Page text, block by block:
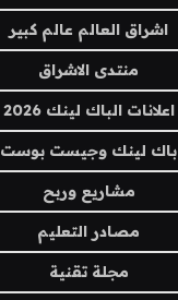
اشراق العالم عالم كبير
منتدى الاشراق
اعلانات الباك لينك 2026
باك لينك وجيست بوست
مشاريع وربح
مصادر التعليم
مجلة تقنية